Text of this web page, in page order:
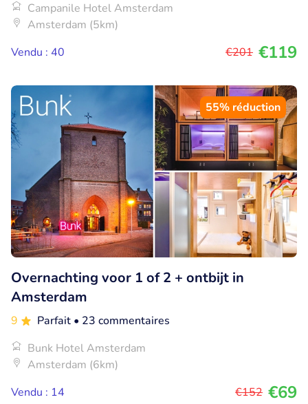
Campanile Hotel Amsterdam
Amsterdam (5km)
Vendu : 40
€201 €119
55% réduction
Overnachting voor 1 of 2 + ontbijt in
Amsterdam
9 Parfait • 23 commentaires
Bunk Hotel Amsterdam
Amsterdam (6km)
Vendu : 14
€152 €69